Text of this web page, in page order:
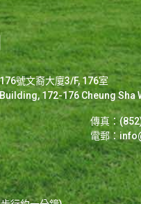
號文裔大廈3/F, 176室
172-176 Cheung Sha
傳真：
電郵：